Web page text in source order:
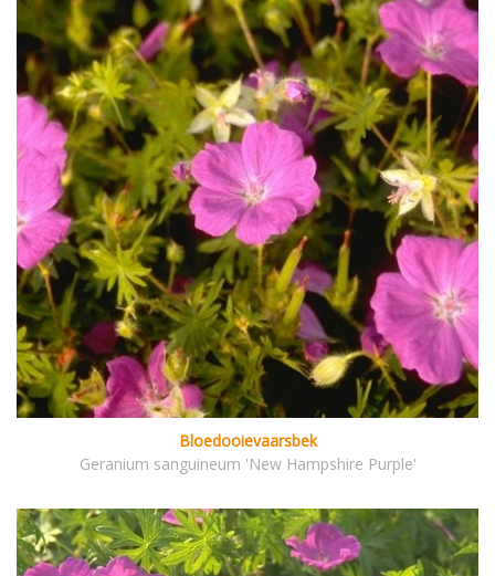
Bloedooievaarsbek
Geranium sanguineum 'New Hampshire Purple'